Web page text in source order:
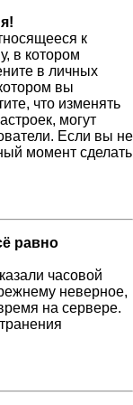
к
в котором
в личных
вы
что изменять
могут
Если вы не
момент сделать
равно
часовой
неверное,
на сервере.